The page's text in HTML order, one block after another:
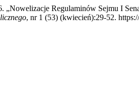
„Nowelizacje Regulaminów Sejmu I
, nr 1 (53) (kwiecień):29-52.